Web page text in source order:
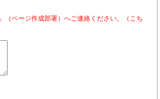
（ページ作成部署）へご連絡ください。（こち